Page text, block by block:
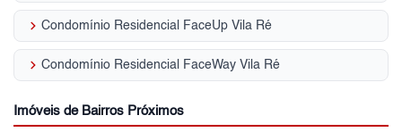
keyboard_arrow_right Condomínio Residencial FaceUp Vila Ré
keyboard_arrow_right Condomínio Residencial FaceWay Vila Ré
Imóveis de Bairros Próximos